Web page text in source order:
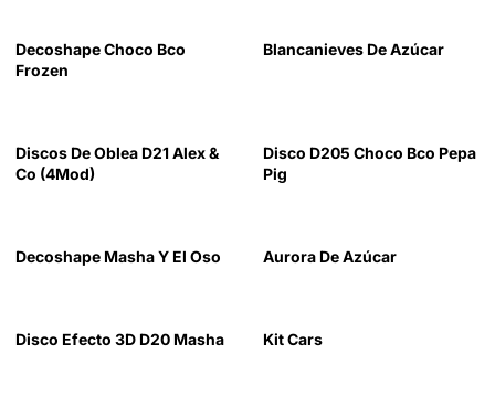
Decoshape Choco Bco
Frozen
Blancanieves De Azúcar
Discos De Oblea D21 Alex &
Co (4Mod)
Disco D205 Choco Bco Pepa
Pig
Decoshape Masha Y El Oso Aurora De Azúcar
Disco Efecto 3D D20 Masha Kit Cars